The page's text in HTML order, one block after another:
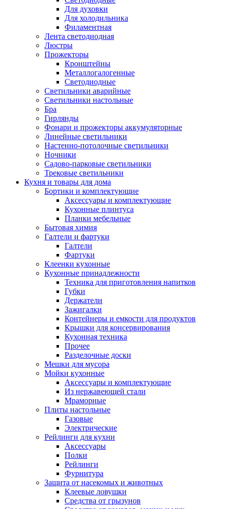
Для духовки
Для холодильника
Филаментная
Лента светодиодная
Люстры
Прожекторы
Кронштейны
Металлогалогенные
Светодиодные
Светильники аварийные
Светильники настольные
Бра
Гирлянды
Фонари и прожекторы аккумуляторные
Линейные светильники
Настенно-потолочные светильники
Ночники
Садово-парковые светильники
Трековые светильники
Кухня и товары для дома
Бортики и комплектующие
Аксессуары и комплектующие
Кухонные плинтуса
Планки мебельные
Бытовая химия
Галтели и фартуки
Галтели
Фартуки
Клеенки кухонные
Кухонные принадлежности
Техника для приготовления напитков
Губки
Держатели
Зажигалки
Контейнеры и емкости для продуктов
Крышки для консервирования
Кухонная техника
Прочее
Разделочные доски
Мешки для мусора
Мойки кухонные
Аксессуары и комплектующие
Из нержавеющей стали
Мраморные
Плиты настольные
Газовые
Электрические
Рейлинги для кухни
Аксессуары
Полки
Рейлинги
Фурнитура
Защита от насекомых и животных
Клеевые ловушки
Средства от грызунов